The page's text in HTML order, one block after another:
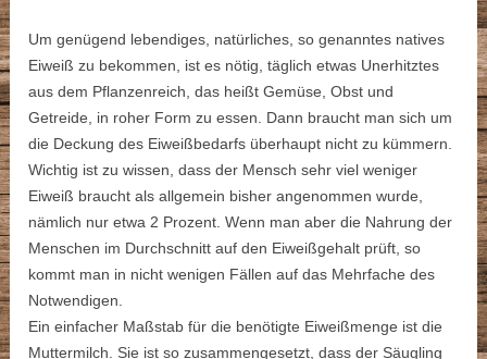
Um genügend lebendiges, natürliches, so genanntes natives
Eiweiß zu bekommen, ist es nötig, täglich etwas Unerhitztes
aus dem Pflanzenreich, das heißt Gemüse, Obst und
Getreide, in roher Form zu essen. Dann braucht man sich um
die Deckung des Eiweißbedarfs überhaupt nicht zu kümmern.
Wichtig ist zu wissen, dass der Mensch sehr viel weniger
Eiweiß braucht als allgemein bisher angenommen wurde,
nämlich nur etwa 2 Prozent. Wenn man aber die Nahrung der
Menschen im Durchschnitt auf den Eiweißgehalt prüft, so
kommt man in nicht wenigen Fällen auf das Mehrfache des
Notwendigen.
Ein einfacher Maßstab für die benötigte Eiweißmenge ist die
Muttermilch. Sie ist so zusammengesetzt, dass der Säugling